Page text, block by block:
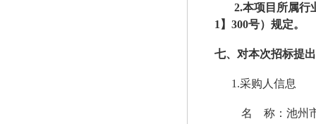
2.本项目所属行
1】300号）规定。
七、对本次招标提
1.采购人信息
名 称：池州